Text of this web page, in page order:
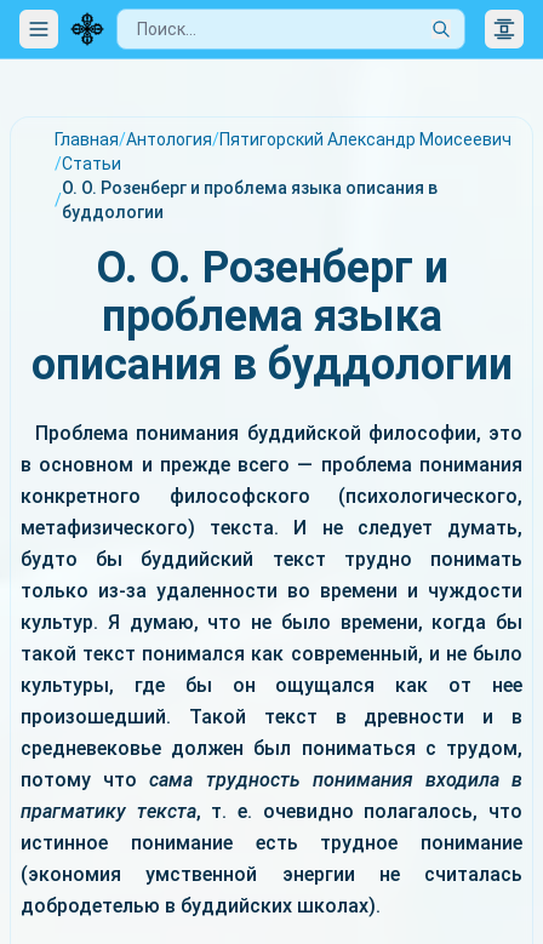
Главная/Антология/Пятигорский Александр Моисеевич
/Статьи
/
О. О. Розенберг и проблема языка описания в
буддологии
О. О. Розенберг и
проблема языка
описания в буддологии
Проблема понимания буддийской философии, это
в основном и прежде всего — проблема понимания
конкретного философского (психологического,
метафизического) текста. И не следует думать,
будто бы буддийский текст трудно понимать
только из-за удаленности во времени и чуждости
культур. Я думаю, что не было времени, когда бы
такой текст понимался как современный, и не было
культуры, где бы он ощущался как от нее
произошедший. Такой текст в древности и в
средневековье должен был пониматься с трудом,
потому чтосама трудность понимания входила в
прагматику текста, т. е. очевидно полагалось, что
истинное понимание есть трудное понимание
(экономия умственной энергии не считалась
добродетелью в буддийских школах).